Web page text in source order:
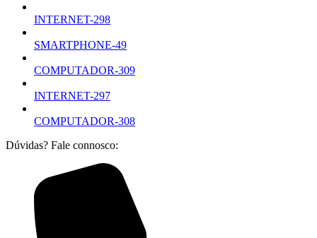
INTERNET-298
SMARTPHONE-49
COMPUTADOR-309
INTERNET-297
COMPUTADOR-308
Dúvidas? Fale connosco: